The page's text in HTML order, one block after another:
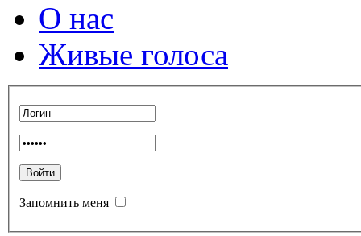
О нас
Живые голоса
Запомнить меня